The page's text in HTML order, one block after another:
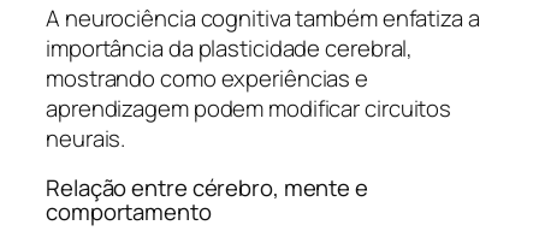
A neurociência cognitiva também enfatiza a
importância da plasticidade cerebral,
mostrando como experiências e
aprendizagem podem modificar circuitos
neurais.
Relação entre cérebro, mente e
comportamento